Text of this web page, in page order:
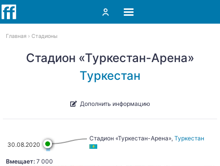
Главная Стадионы
Стадион «Туркестан-Арена»
Туркестан
Дополнить информацию
30.08.2020
Стадион «Туркестан-Арена», Туркестан
Вмещает: 7 000